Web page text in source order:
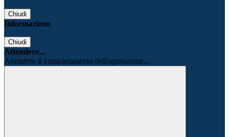
Chiudi
Informazione
Chiudi
Attendere...
Attendere il completamento dell'operazione...